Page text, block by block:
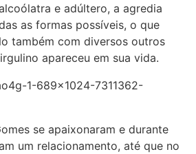
e adúltero, a agredia
as formas possíveis, o que
também com diversos outros
apareceu em sua vida.
se apaixonaram e durante
um relacionamento, até que no